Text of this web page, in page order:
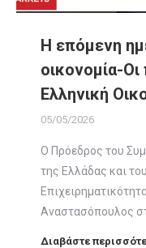
Η επόμενη
οικονομία-
Ελληνική
05/05/2026
Ο Πρόεδρος του
της Ελλάδας και
Αναστασόπουλος
Διαβάστε